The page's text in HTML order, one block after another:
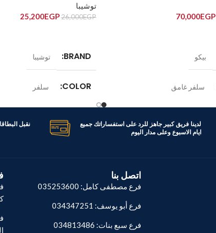
70,000EGP
بيكو
سلفر غامق
توشيبا
26,000EGP
25,200EGP
BRAND توشيبا
COLOR سلفر
لدينا فريق كبير جاهز للرد على استفساراتك جميع
ايام الاسبوع وعلى مدار اليوم
نقبل
اتصل بنا
فرع مصطفى كامل: 035253600
فرع أبو يوسف: 034347251
فرع سبع بنات: 034813486